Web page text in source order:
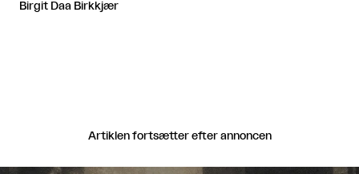
Birgit Daa Birkkjær
Artiklen fortsætter efter annoncen